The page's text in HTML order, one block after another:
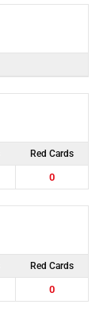
Red Cards
0
Red Cards
0